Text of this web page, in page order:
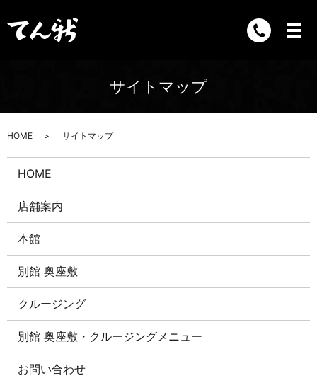
サイトマップ
HOME サイトマップ
HOME
店舗案内
本館
別館 奥座敷
クルージング
別館 奥座敷・クルージングメニュー
お問い合わせ